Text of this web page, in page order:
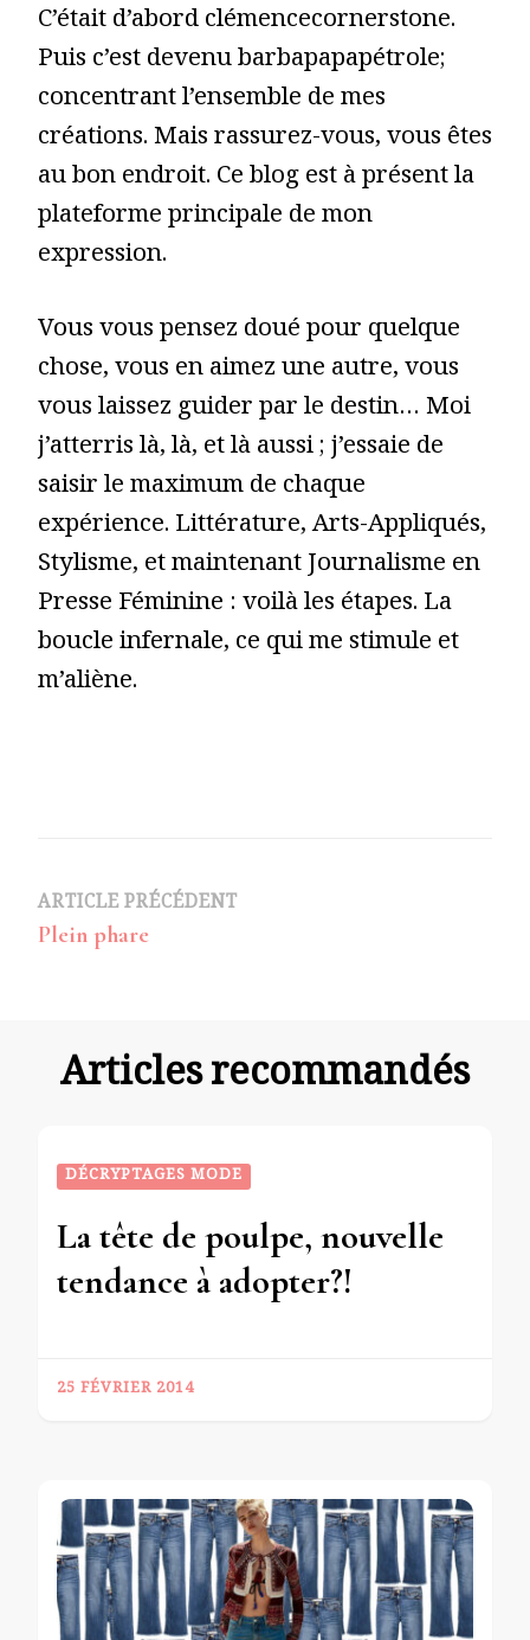
C’était d’abord clémencecornerstone.
Puis c’est devenu barbapapapétrole;
concentrant l’ensemble de mes
créations. Mais rassurez-vous, vous êtes
au bon endroit. Ce blog est à présent la
plateforme principale de mon
expression.
Vous vous pensez doué pour quelque
chose, vous en aimez une autre, vous
vous laissez guider par le destin… Moi
j’atterris là, là, et là aussi ; j’essaie de
saisir le maximum de chaque
expérience. Littérature, Arts-Appliqués,
Stylisme, et maintenant Journalisme en
Presse Féminine : voilà les étapes. La
boucle infernale, ce qui me stimule et
m’aliène.
Navigation
d’article
ARTICLE PRÉCÉDENT
Plein phare
Articles recommandés
DÉCRYPTAGES MODE
La tête de poulpe, nouvelle
tendance à adopter?!
25 FÉVRIER 2014